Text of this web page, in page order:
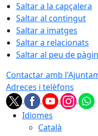
Saltar a la capçalera
Saltar al contingut
Saltar a imatges
Saltar a relacionats
Saltar al peu de
Contactar amb
Adreces i telèfons
Idiomes
Català